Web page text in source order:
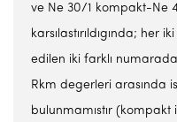
ve Ne 30/1 kompakt-Ne
karsılastırıldıgında; her
edilen iki farklı
Rkm degerleri arasında
bulunmamıstır